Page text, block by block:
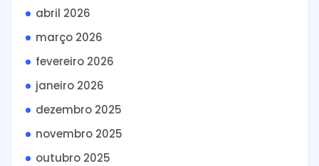
abril 2026
março 2026
fevereiro 2026
janeiro 2026
dezembro 2025
novembro 2025
outubro 2025